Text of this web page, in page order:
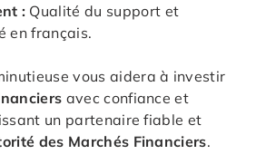
: Qualité du support et
en français.
vous aidera à investir
avec confiance et
un partenaire fiable et
des Marchés Financiers.